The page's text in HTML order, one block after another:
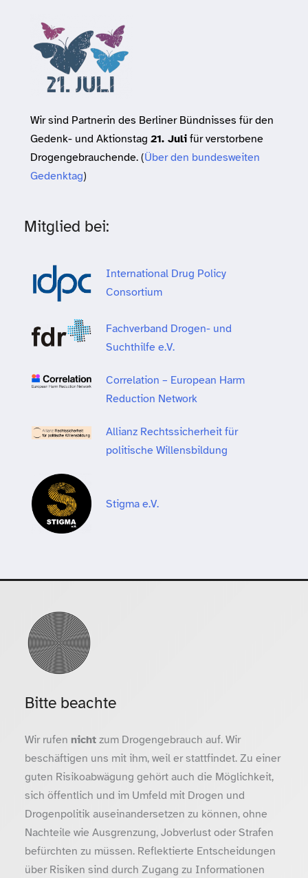
Wir sind Partnerin des Berliner Bündnisses für den
Gedenk- und Aktionstag 21. Julifür verstorbene
Drogengebrauchende. (Über den bundesweiten
Gedenktag)
Mitglied bei:
International Drug Policy
Consortium
Fachverband Drogen- und
Suchthilfe e.V.
Correlation – European Harm
Reduction Network
Allianz Rechtssicherheit für
politische Willensbildung
Stigma e.V.
Bitte beachte
Wir rufen nichtzum Drogengebrauch auf. Wir
beschäftigen uns mit ihm, weil er stattfindet. Zu einer
guten Risikoabwägung gehört auch die Möglichkeit,
sich öffentlich und im Umfeld mit Drogen und
Drogenpolitik auseinandersetzen zu können, ohne
Nachteile wie Ausgrenzung, Jobverlust oder Strafen
befürchten zu müssen. Reflektierte Entscheidungen
über Risiken sind durch Zugang zu Informationen